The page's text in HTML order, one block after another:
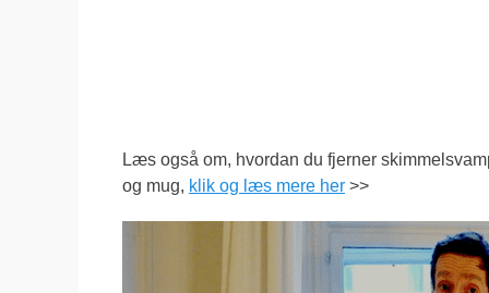
Læs også om, hvordan du fjerner
og mug, klik og læs mere her >>